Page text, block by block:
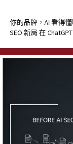
你的品牌，AI 看得
SEO 新局 在